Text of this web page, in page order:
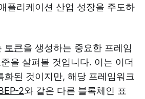
플리케이션 산업 성장을 주도하
토큰을 생성하는 중요한 프레임
준을 살펴볼 것입니다. 이는 이더
화된 것이지만, 해당 프레임워크
2와 같은 다른 블록체인 표